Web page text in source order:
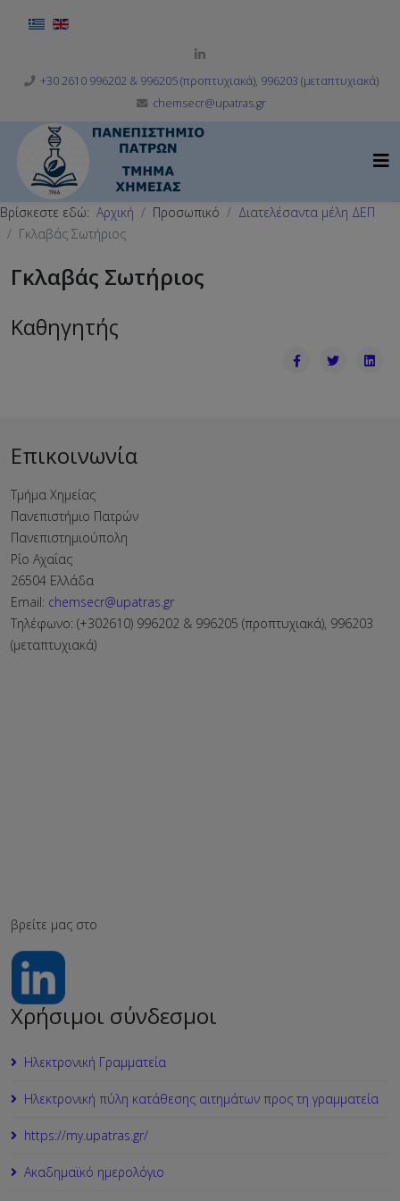
Επιλέξτε τη γλώσσα σας
+30 2610 996202 & 996205 (προπτυχιακά), 996203 (μεταπτυχιακά)
chemsecr@upatras.gr
Βρίσκεστε εδώ: Αρχική Προσωπικό
Διατελέσαντα μέλη ΔΕΠ
Γκλαβάς Σωτήριος
Γκλαβάς Σωτήριος
Καθηγητής
Επικοινωνία
Τμήμα Χημείας
Πανεπιστήμιο Πατρών
Πανεπιστημιούπολη
Ρίο Αχαΐας
26504 Ελλάδα
Email: chemsecr@upatras.gr
Τηλέφωνο: (+302610) 996202 & 996205 (προπτυχιακά), 996203
(μεταπτυχιακά)
βρείτε μας στο
Χρήσιμοι σύνδεσμοι
Ηλεκτρονική Γραμματεία
Ηλεκτρονική πύλη κατάθεσης αιτημάτων προς τη γραμματεία
https://my.upatras.gr/
Ακαδημαϊκό ημερολόγιο